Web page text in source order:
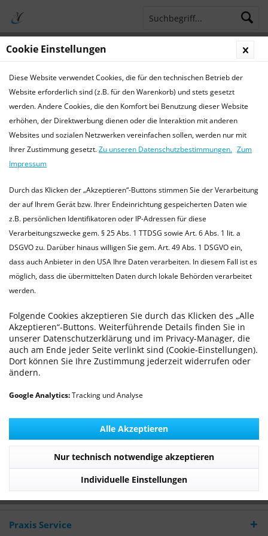
Terminsprechstunde Service Hotline 04421 773770
Aktuelles
Aktuelles
Informationen aus unserer Praxis und Tiermedizin. oder
besuchen Sie uns... mehr erfahren »
Filtern
Von: Dr. med. vet. Ralf Michling 05.08.19 00:00 0 Kommentare
WILLKOMMEN - Die TierarztPraxis Wilhelmshaven
Praxis Service
Cookie Einstellungen
Diese Website verwendet Cookies, die für den technischen Betrieb der
Website erforderlich sind (z.B. für den Warenkorb) und stets gesetzt
werden. Andere Cookies, die den Komfort bei Benutzung dieser Website
erhöhen, der Direktwerbung dienen oder die Interaktion mit anderen
Websites und sozialen Netzwerken vereinfachen sollen, werden nur mit
Ihrer Zustimmung gesetzt.Zu unseren Datenschutzbestimmungen. Zum
Impressum
Durch das Klicken der „Akzeptieren“-Buttons stimmen Sie der Verarbeitung
der auf Ihrem Gerät bzw. Ihrer Endeinrichtung gespeicherten Daten wie
z.B. persönlichen Identifikatoren oder IP-Adressen für diese
Verarbeitungszwecke gem. § 25 Abs. 1 TTDSG sowie Art. 6 Abs. 1 lit. a
DSGVO zu. Darüber hinaus willigen Sie gem. Art. 49 Abs. 1 DSGVO ein,
dass auch Anbieter in den USA Ihre Daten verarbeiten. In diesem Fall ist es
möglich, dass die übermittelten Daten durch lokale Behörden verarbeitet
werden.
Folgende Cookies akzeptieren Sie durch das Klicken des „Alle
Akzeptieren“-Buttons. Weiterführende Details finden Sie in
unserer Datenschutzerklärung und im Privacy-Manager, die
auch am Ende jeder Seite verlinkt sind (Cookie-Einstellungen).
Dort können Sie Ihre Zustimmung jederzeit widerrufen oder
ändern.
Google Analytics:Tracking und Analyse
Individuelle Einstellungen
Nur technisch notwendige akzeptieren
Alle Akzeptieren